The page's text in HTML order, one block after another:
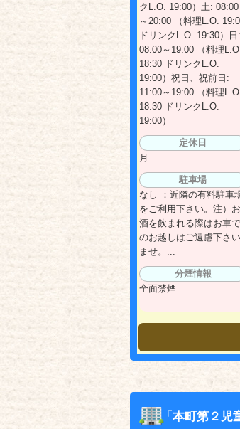
クL.O. 19:00）土: 08:00
～20:00 （料理L.O.
ドリンクL.O. 19:30）日:
08:00～19:00 （料理L.O.
18:30 ドリンクL.O.
19:00）祝日、祝前日:
11:00～19:00 （料理L.O.
18:30 ドリンクL.O.
19:00）
定休日
月
駐車場
なし ：近隣の有料駐車
をご利用下さい。注）お
酒を飲まれる際はお車で
のお越しはご遠慮下さい
ませ。...
分煙情報
全面禁煙
「本町第２児